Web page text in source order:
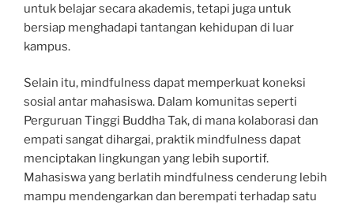
untuk belajar secara akademis, tetapi juga untuk
bersiap menghadapi tantangan kehidupan di luar
kampus.
Selain itu, mindfulness dapat memperkuat koneksi
sosial antar mahasiswa. Dalam komunitas seperti
Perguruan Tinggi Buddha Tak, di mana kolaborasi dan
empati sangat dihargai, praktik mindfulness dapat
menciptakan lingkungan yang lebih suportif.
Mahasiswa yang berlatih mindfulness cenderung lebih
mampu mendengarkan dan berempati terhadap satu